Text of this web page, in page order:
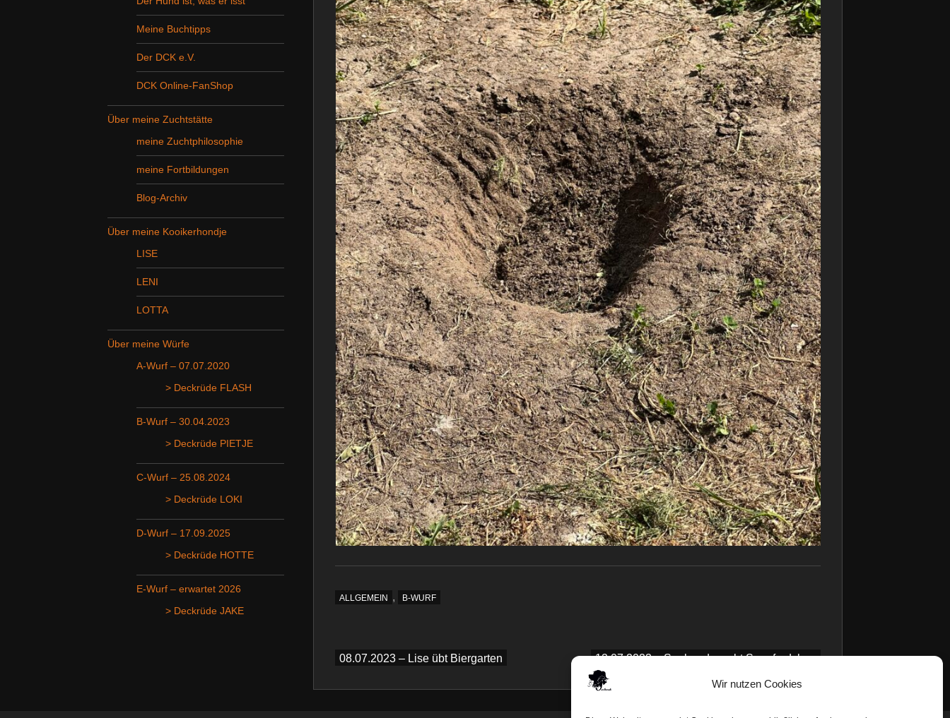
Wir nutzen Cookies
ALLGEMEIN , B-WURF
Beitragsnavigation
08.07.2023 – Lise übt Biergarten 12.07.2023 – Seehund macht Seepferdchen
Meine Buchtipps
Der DCK e.V.
DCK Online-FanShop
Über meine Zuchtstätte
meine Zuchtphilosophie
meine Fortbildungen
Blog-Archiv
Über meine Kooikerhondje
LISE
LENI
LOTTA
Über meine Würfe
A-Wurf – 07.07.2020
> Deckrüde FLASH
B-Wurf – 30.04.2023
> Deckrüde PIETJE
C-Wurf – 25.08.2024
> Deckrüde LOKI
D-Wurf – 17.09.2025
> Deckrüde HOTTE
E-Wurf – erwartet 2026
> Deckrüde JAKE